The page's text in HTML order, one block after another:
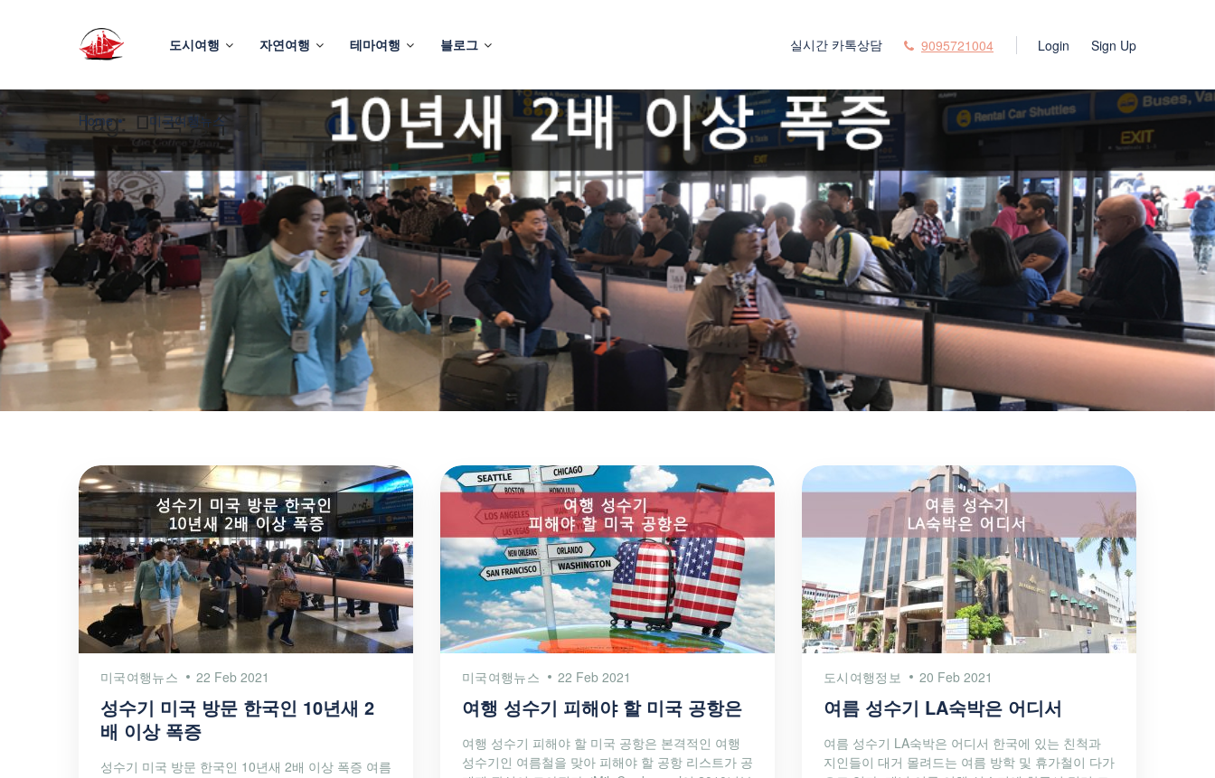
도시여행 자연여행 테마여행 블로그 실시간 카톡상담 9095721004 Login Sign Up
Tag:미국성수기
Home 미국여행뉴스
미국여행뉴스 22 Feb 2021
성수기 미국 방문 한국인 10년새 2
배 이상 폭증
성수기 미국 방문 한국인 10년새 2배 이상 폭증 여름
미국여행뉴스 22 Feb 2021
여행 성수기 피해야 할 미국 공항은
여행 성수기 피해야 할 미국 공항은 본격적인 여행
성수기인 여름철을 맞아 피해야 할 공항 리스트가 공
도시여행정보 20 Feb 2021
여름 성수기 LA숙박은 어디서
여름 성수기 LA숙박은 어디서 한국에 있는 친척과
지인들이 대거 몰려드는 여름 방학 및 휴가철이 다가